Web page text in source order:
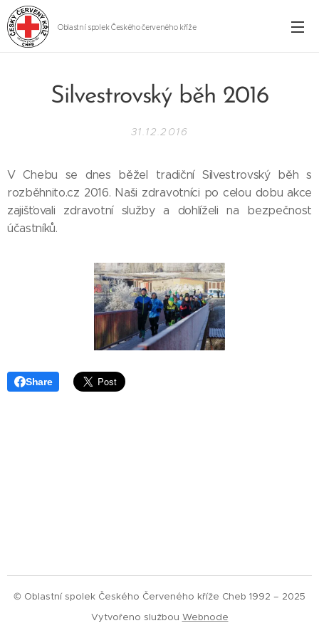
Oblastní spolek Českého červeného kříže
Silvestrovský běh 2016
31.12.2016
V Chebu se dnes běžel tradiční Silvestrovský běh s
rozběhnito.cz 2016. Naši zdravotníci po celou dobu akce
zajišťovali zdravotní služby a dohlíželi na bezpečnost
účastníků.
Share
© Oblastní spolek Českého Červeného kříže Cheb 1992 – 2025
Vytvořeno službou Webnode